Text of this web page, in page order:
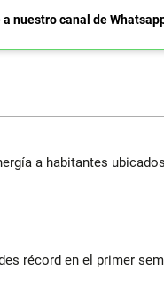
a nuestro canal de
a habitantes
récord en el primer